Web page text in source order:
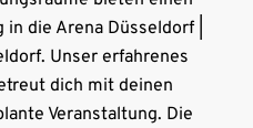
die Arena Düsseldorf |
Unser erfahrenes
dich mit deinen
Veranstaltung. Die